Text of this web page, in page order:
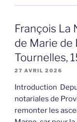
François La
de Marie de
Tournelles,
27 AVRIL 2026
Introduction
notariales de
remonter les